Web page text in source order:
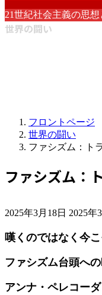
21世紀社会主義の思
世界の闘い
フロントページ
世界の闘い
ファシズム：ト
ファシズム：
2025年3月18日 終
新
時
2025年
嘆くのではなく今
ファシズム台頭へ
アンナ・ペレコーダ